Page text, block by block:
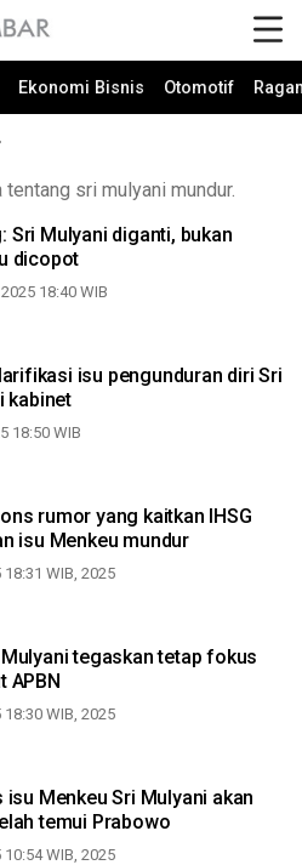
Ekonomi Bisnis Otomotif
sri mulyani mundur.
Sri Mulyani diganti, bukan
dicopot
18:40 WIB
isu pengunduran diri Sri
kabinet
18:50 WIB
rumor yang kaitkan IHSG
isu Menkeu mundur
WIB, 2025
tegaskan tetap fokus
APBN
WIB, 2025
isu Menkeu Sri Mulyani akan
temui Prabowo
WIB, 2025